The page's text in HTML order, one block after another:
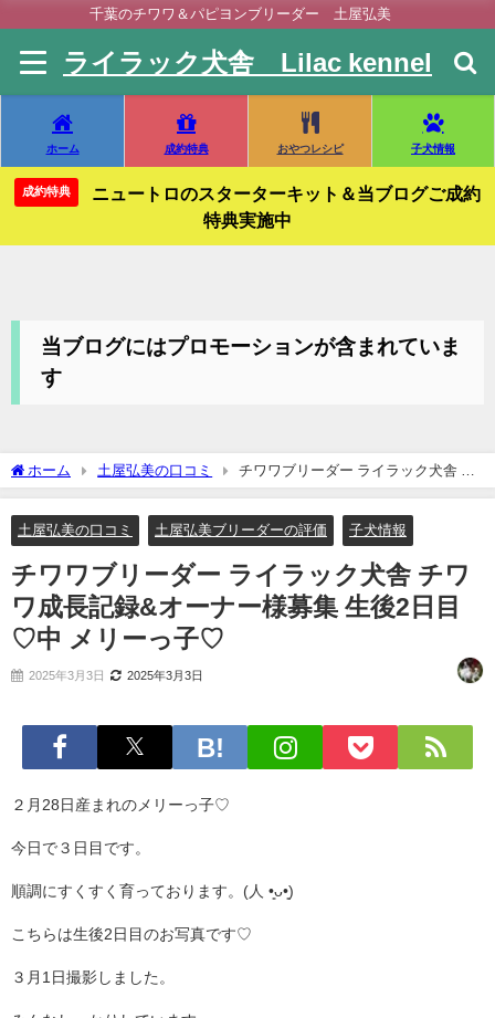
千葉のチワワ＆パピヨンブリーダー 土屋弘美
ライラック犬舎 Lilac kennel
ホーム 成約特典 おやつレシピ 子犬情報
成約特典
ニュートロのスターターキット＆当ブログご成約
特典実施中
当ブログにはプロモーションが含まれていま
す
ホーム 土屋弘美の口コミ
チワワブリーダー ライラック犬舎 チ
ワワ成長記録&オーナー様募集 生後2日目♡中 メリーっ子♡
土屋弘美の口コミ 土屋弘美ブリーダーの評価 子犬情報
チワワブリーダー ライラック犬舎 チワ
ワ成長記録&オーナー様募集 生後2日目
♡中 メリーっ子♡
2025年3月3日 2025年3月3日
２月28日産まれのメリーっ子♡
今日で３日目です。
順調にすくすく育っております。(⁠人⁠ ⁠•͈⁠ᴗ⁠•͈⁠)
こちらは生後2日目のお写真です♡
３月1日撮影しました。